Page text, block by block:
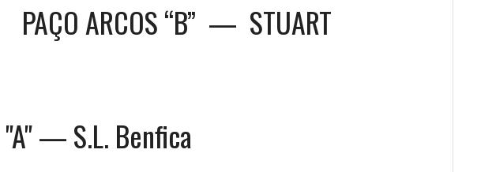
PAÇO ARCOS “B” — STUART
"A" — S.L. Benfica